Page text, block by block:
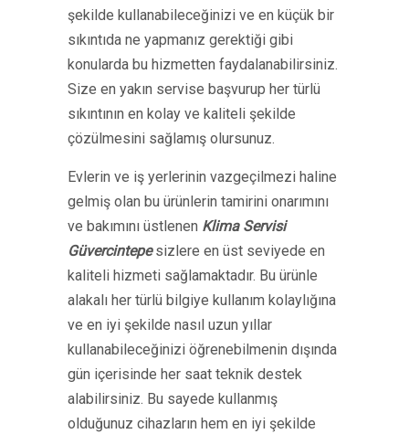
şekilde kullanabileceğinizi ve en küçük bir
sıkıntıda ne yapmanız gerektiği gibi
konularda bu hizmetten faydalanabilirsiniz.
Size en yakın servise başvurup her türlü
sıkıntının en kolay ve kaliteli şekilde
çözülmesini sağlamış olursunuz.
Evlerin ve iş yerlerinin vazgeçilmezi haline
gelmiş olan bu ürünlerin tamirini onarımını
ve bakımını üstlenen Klima Servisi
Güvercintepesizlere en üst seviyede en
kaliteli hizmeti sağlamaktadır. Bu ürünle
alakalı her türlü bilgiye kullanım kolaylığına
ve en iyi şekilde nasıl uzun yıllar
kullanabileceğinizi öğrenebilmenin dışında
gün içerisinde her saat teknik destek
alabilirsiniz. Bu sayede kullanmış
olduğunuz cihazların hem en iyi şekilde